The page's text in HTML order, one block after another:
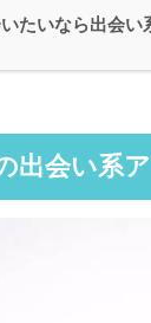
たいなら出会い
出会い系